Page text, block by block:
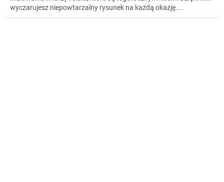
wyczarujesz niepowtarzalny rysunek na każdą okazję....